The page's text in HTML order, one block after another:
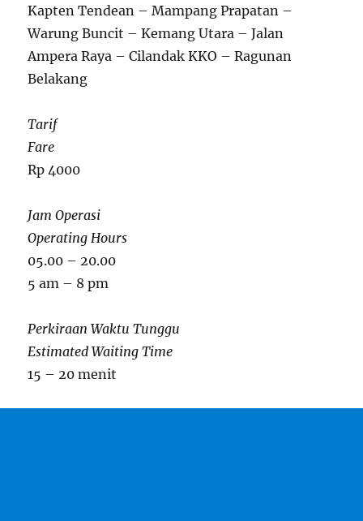
Kapten Tendean – Mampang Prapatan –
Warung Buncit – Kemang Utara – Jalan
Ampera Raya – Cilandak KKO – Ragunan
Belakang
Tarif
Fare
Rp 4000
Jam Operasi
Operating Hours
05.00 – 20.00
5 am – 8 pm
Perkiraan Waktu Tunggu
Estimated Waiting Time
15 – 20 menit